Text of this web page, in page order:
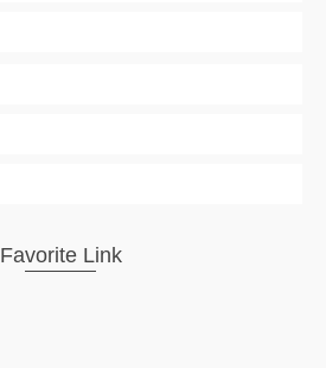
Favorite Link